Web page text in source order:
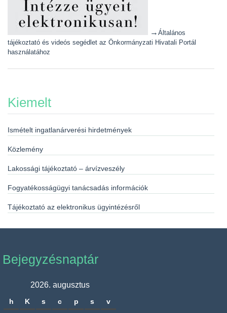
→ Általános
tájékoztató és videós segédlet az Önkormányzati Hivatali Portál
használatához
Kiemelt
Ismételt ingatlanárverési hirdetmények
Közlemény
Lakossági tájékoztató – árvízveszély
Fogyatékosságügyi tanácsadás információk
Tájékoztató az elektronikus ügyintézésről
Bejegyzésnaptár
2026. augusztus
h K s c p s v